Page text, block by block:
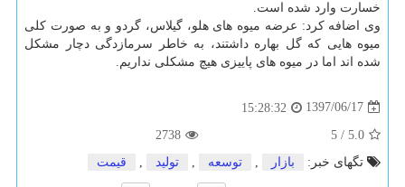
خسارت وارد شده است.
وی اضافه كرد: عرضه میوه های هلو، گیلاس، گردو و به صورت كلی
میوه هایی كه گل بهاره داشتند، به خاطر سرمازدگی دچار مشكل
شده اند اما در میوه های پاییزی هیچ مشكلی نداریم.
1397/06/17
15:28:32
5.0
/
5
2738
تگهای خبر:
بازار توسعه تولید قیمت